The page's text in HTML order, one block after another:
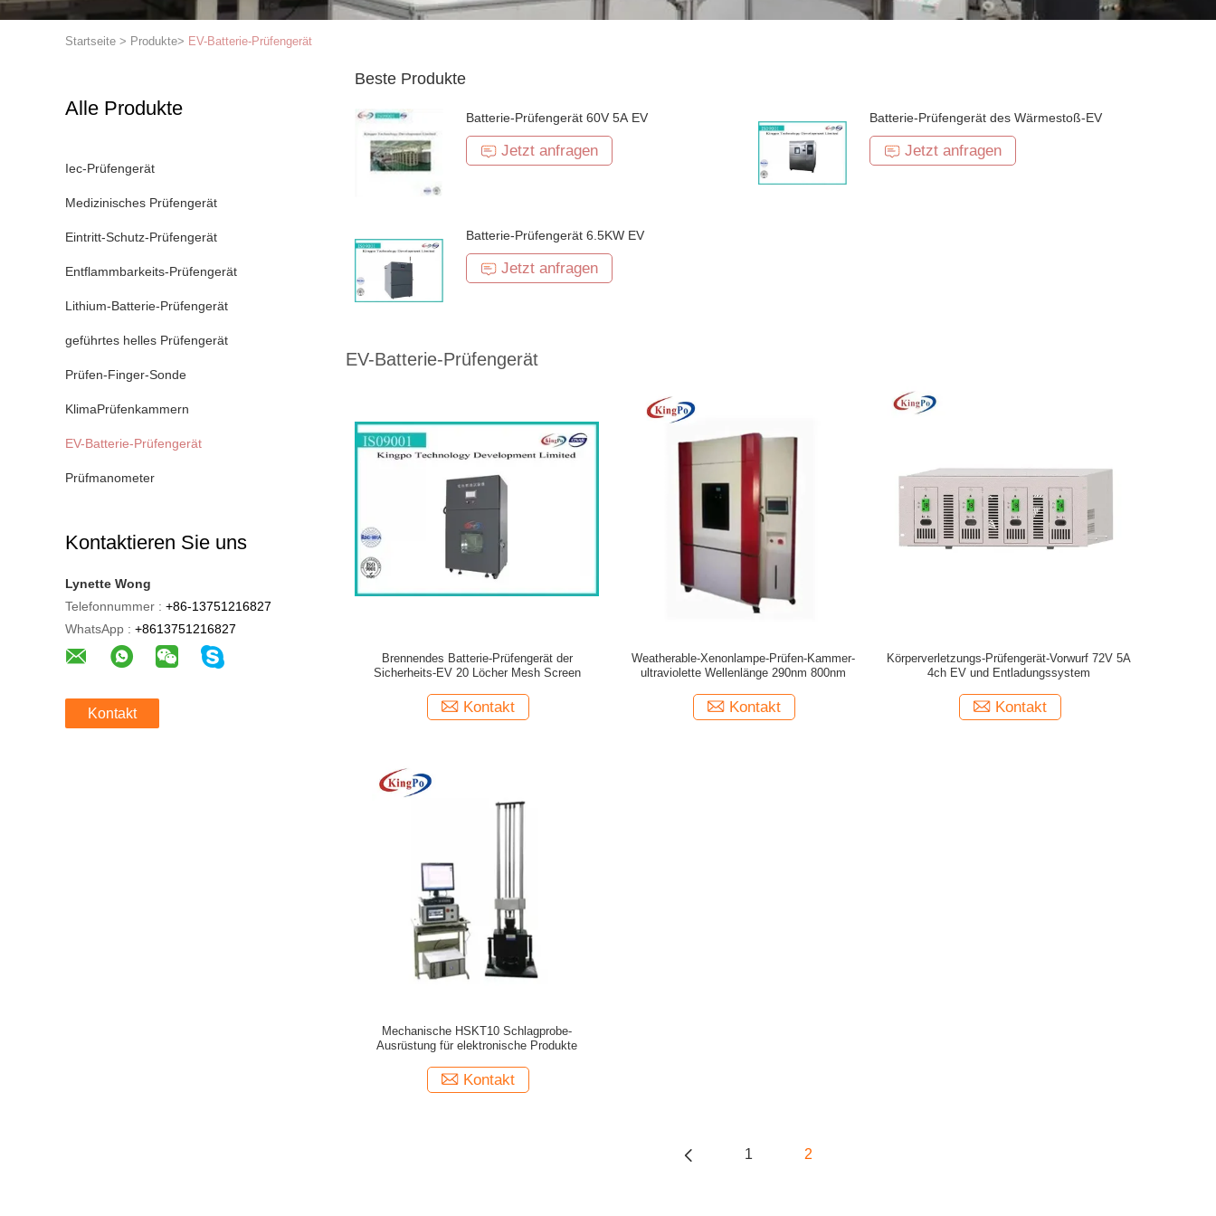
Startseite > Produkte> EV-Batterie-Prüfengerät
Alle Produkte
Iec-Prüfengerät
Medizinisches Prüfengerät
Eintritt-Schutz-Prüfengerät
Entflammbarkeits-Prüfengerät
Lithium-Batterie-Prüfengerät
geführtes helles Prüfengerät
Prüfen-Finger-Sonde
KlimaPrüfenkammern
EV-Batterie-Prüfengerät
Prüfmanometer
Kontaktieren Sie uns
Lynette Wong
Telefonnummer : +86-13751216827
WhatsApp : +8613751216827
Kontakt
Beste Produkte
Batterie-Prüfengerät 60V 5A EV
Jetzt anfragen
Batterie-Prüfengerät des Wärmestoß-EV
Jetzt anfragen
Batterie-Prüfengerät 6.5KW EV
Jetzt anfragen
EV-Batterie-Prüfengerät
Brennendes Batterie-Prüfengerät der
Sicherheits-EV 20 Löcher Mesh Screen
Kontakt
Weatherable-Xenonlampe-Prüfen-Kammer-
ultraviolette Wellenlänge 290nm 800nm
Kontakt
Körperverletzungs-Prüfengerät-Vorwurf 72V 5A
4ch EV und Entladungssystem
Kontakt
Mechanische HSKT10 Schlagprobe-
Ausrüstung für elektronische Produkte
Kontakt
1 2